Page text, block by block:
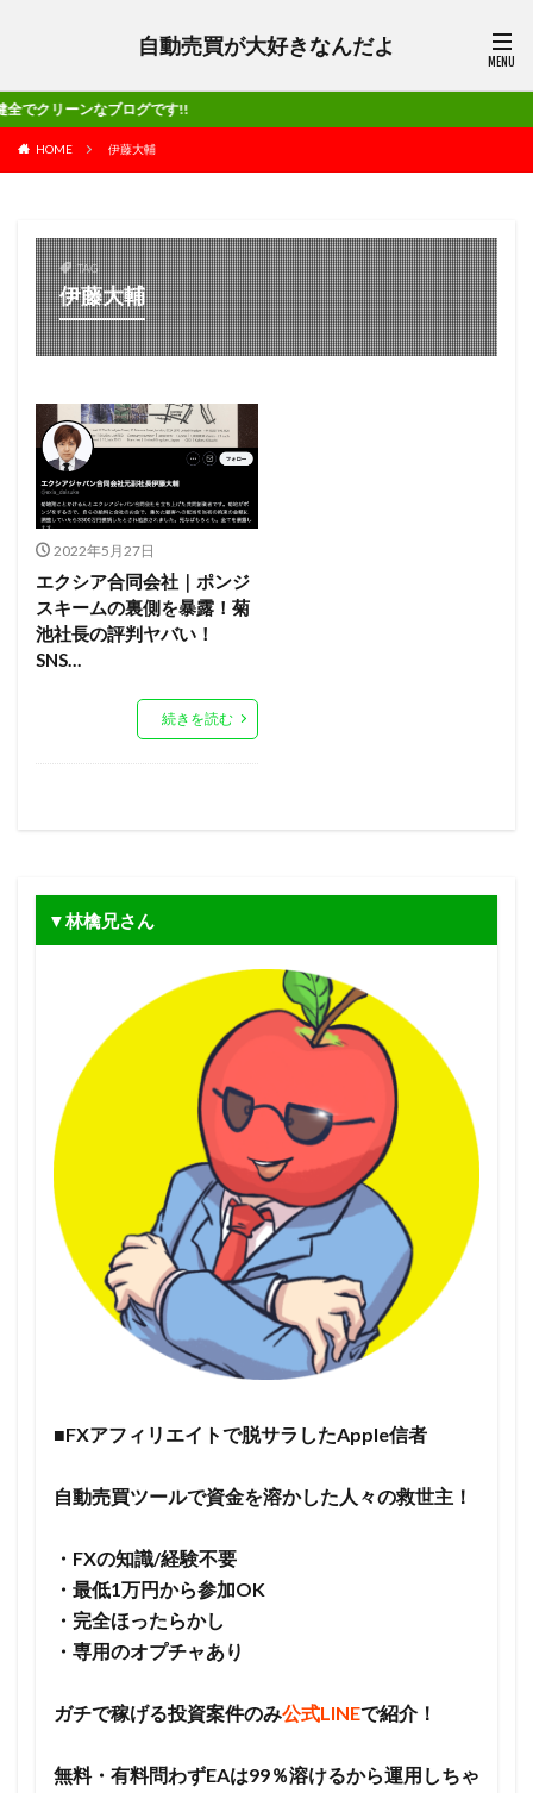
自動売買が大好きなんだよ
ブログです!!
HOME 伊藤大輔
TAG
伊藤大輔
2022年5月27日
エクシア合同会社｜ポンジ
スキームの裏側を暴露！菊
池社長の評判ヤバい！
SNS…
続きを読む
▼林檎兄さん
■FXアフィリエイトで脱サラしたApple信者
自動売買ツールで資金を溶かした人々の救世主！
・FXの知識/経験不要
・最低1万円から参加OK
・完全ほったらかし
・専用のオプチャあり
ガチで稼げる投資案件のみ公式LINEで紹介！
無料・有料問わずEAは99％溶けるから運用しちゃ